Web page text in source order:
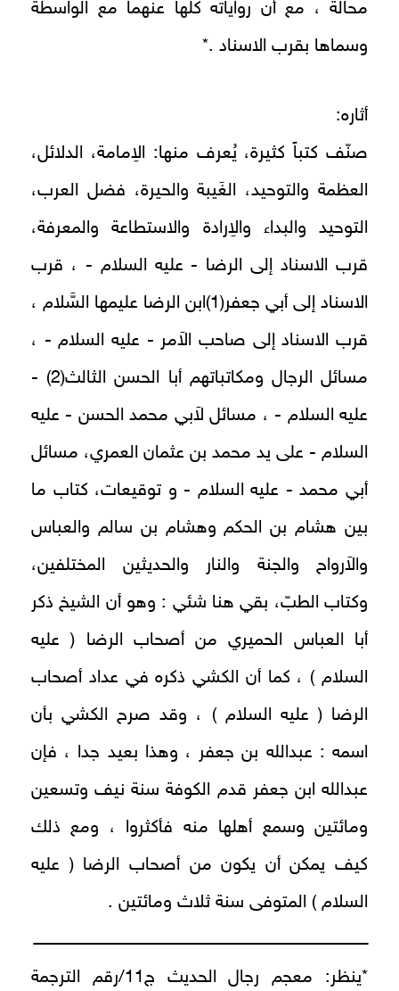
محالة ، مع أن رواياته كلها عنهما مع الواسطة
وسماها بقرب الاسناد .*
أثاره:
صنّف كتباً كثيرة، يُعرف منها: الاِمامة، الدلائل،
العظمة والتوحيد، الغَيبة والحيرة، فضل العرب،
التوحيد والبداء والاِرادة والاستطاعة والمعرفة،
قرب الاسناد إلى الرضا - عليه السلام - ، قرب
الاسناد إلى أبي جعفر(1)ابن الرضا عليمها السَّلام ،
قرب الاسناد إلى صاحب الاَمر - عليه السلام - ،
مسائل الرجال ومكاتباتهم أبا الحسن الثالث(2) -
عليه السلام - ، مسائل لاَبي محمد الحسن - عليه
السلام - على يد محمد بن عثمان العمري، مسائل
أبي محمد - عليه السلام - و توقيعات، كتاب ما
بين هشام بن الحكم وهشام بن سالم والعباس
والاَرواح والجنة والنار والحديثين المختلفين،
وكتاب الطبّ، بقي هنا شئي : وهو أن الشيخ ذكر
أبا العباس الحميري من أصحاب الرضا ( عليه
السلام ) ، كما أن الكشي ذكره في عداد أصحاب
الرضا ( عليه السلام ) ، وقد صرح الكشي بأن
اسمه : عبدالله بن جعفر ، وهذا بعيد جدا ، فإن
عبدالله ابن جعفر قدم الكوفة سنة نيف وتسعين
ومائتين وسمع أهلها منه فأكثروا ، ومع ذلك
كيف يمكن أن يكون من أصحاب الرضا ( عليه
السلام ) المتوفى سنة ثلاث ومائتين .
ـــــــــــــــــــــــــــــــــــــــــــــــــــــــــــــــــــــــــــــــــــــــــــــــــــــــــــــــــــــــــــــ
*ينظر: معجم رجال الحديث ج11/رقم الترجمة